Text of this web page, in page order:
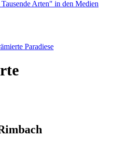
Arten" in den Medien
Paradiese